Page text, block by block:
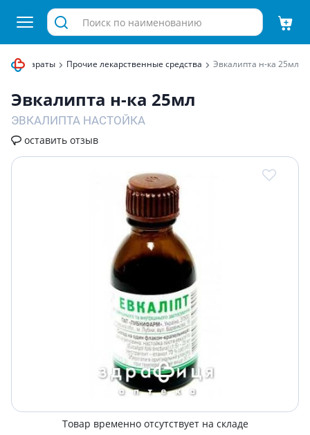
препараты Прочие лекарственные средства Эвкалипта н-ка 25мл
Эвкалипта н-ка 25мл
ЭВКАЛИПТА НАСТОЙКА
оставить отзыв
Товар временно отсутствует на складе